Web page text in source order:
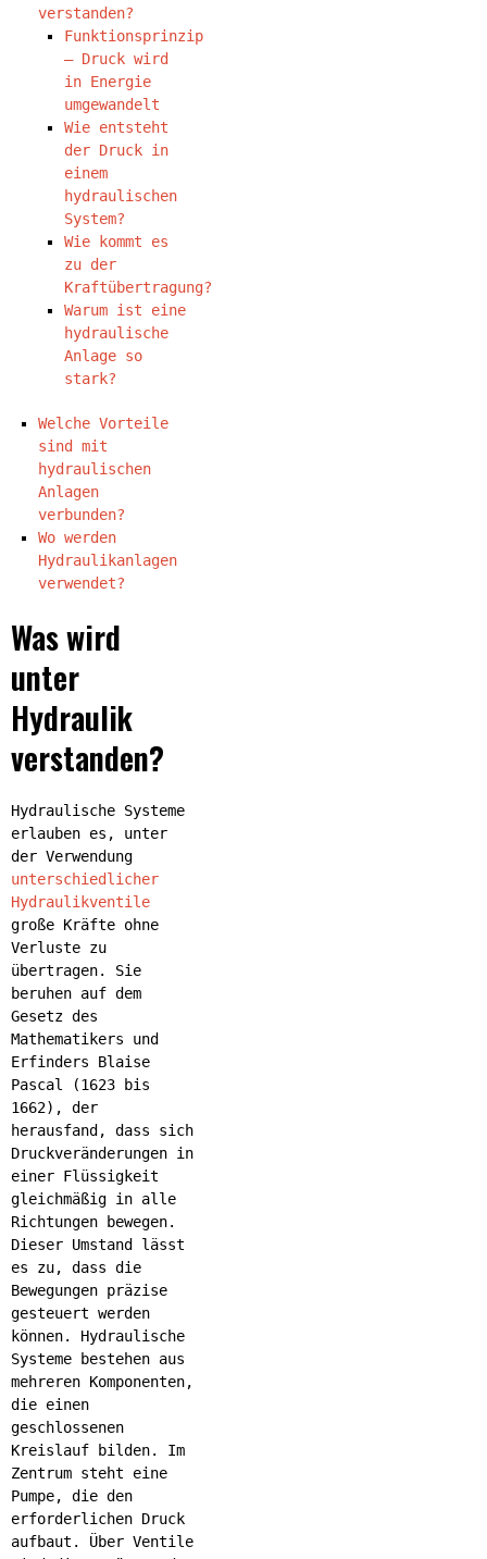
verstanden?
Funktionsprinzip
– Druck wird
in Energie
umgewandelt
Wie entsteht
der Druck in
einem
hydraulischen
System?
Wie kommt es
zu der
Kraftübertragung?
Warum ist eine
hydraulische
Anlage so
stark?
Welche Vorteile
sind mit
hydraulischen
Anlagen
verbunden?
Wo werden
Hydraulikanlagen
verwendet?
Was wird
unter
Hydraulik
verstanden?
Hydraulische Systeme
erlauben es, unter
der Verwendung
unterschiedlicher
Hydraulikventile
große Kräfte ohne
Verluste zu
übertragen. Sie
beruhen auf dem
Gesetz des
Mathematikers und
Erfinders Blaise
Pascal (1623 bis
1662), der
herausfand, dass sich
Druckveränderungen in
einer Flüssigkeit
gleichmäßig in alle
Richtungen bewegen.
Dieser Umstand lässt
es zu, dass die
Bewegungen präzise
gesteuert werden
können. Hydraulische
Systeme bestehen aus
mehreren Komponenten,
die einen
geschlossenen
Kreislauf bilden. Im
Zentrum steht eine
Pumpe, die den
erforderlichen Druck
aufbaut. Über Ventile